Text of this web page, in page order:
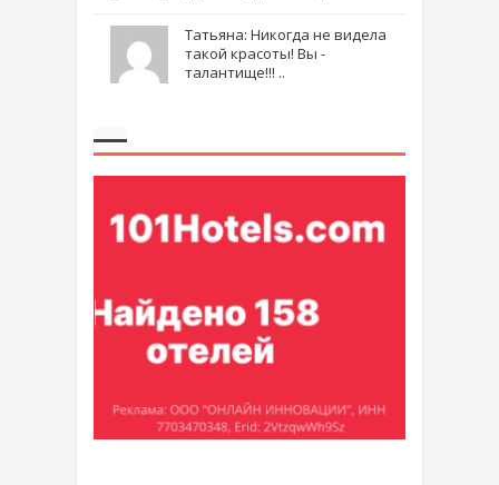
Татьяна: Никогда не видела
такой красоты! Вы -
талантище!!! ..